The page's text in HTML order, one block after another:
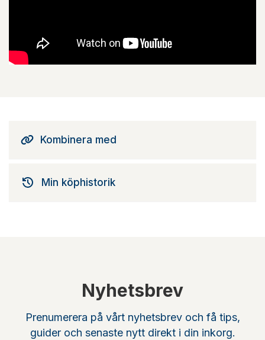
Kombinera med
Min köphistorik
Nyhetsbrev
Prenumerera på vårt nyhetsbrev och få tips,
guider och senaste nytt direkt i din inkorg.